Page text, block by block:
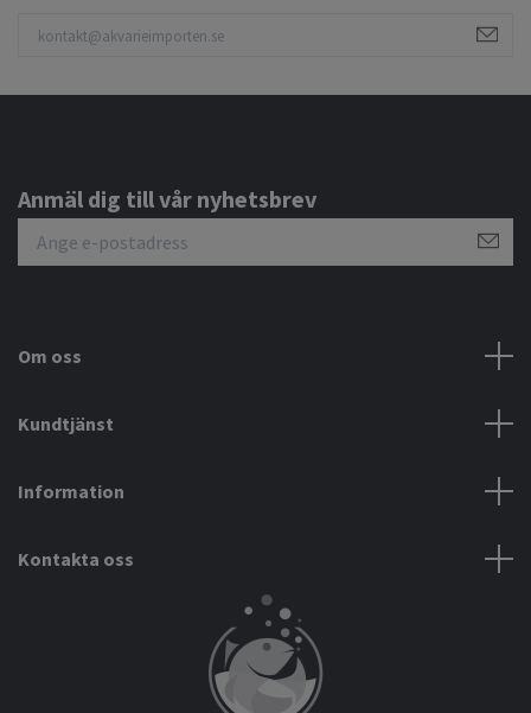
Anmäl dig till vår nyhetsbrev
Om oss
Kundtjänst
Information
Kontakta oss